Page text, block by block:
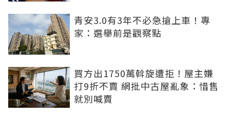
青安3.0有3年不必急搶上車！專
家：選舉前是觀察點
買方出1750萬斡旋遭拒！屋主嫌
打9折不賣 網批中古屋亂象：惜售
就別喊賣